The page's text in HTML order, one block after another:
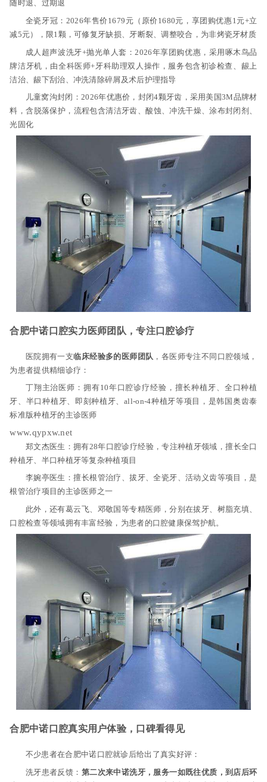
随时退、过期退
全瓷牙冠：2026年售价1679元（原价1680元，享团购优惠1元+立
减5元），限1颗，可修复牙缺损、牙断裂、调整咬合，为非烤瓷牙材质
成人超声波洗牙+抛光单人套：2026年享团购优惠，采用啄木鸟品
牌洁牙机，由全科医师+牙科助理双人操作，服务包含初诊检查、龈上
洁治、龈下刮治、冲洗清除碎屑及术后护理指导
儿童窝沟封闭：2026年优惠价，封闭4颗牙齿，采用美国3M品牌材
料，含脱落保护，流程包含清洁牙齿、酸蚀、冲洗干燥、涂布封闭剂、
光固化
合肥中诺口腔实力医师团队，专注口腔诊疗
医院拥有一支临床经验多的医师团队 ，各医师专注不同口腔领域，
为患者提供精细诊疗：
丁翔主治医师：拥有10年口腔诊疗经验，擅长种植牙、全口种植
牙、半口种植牙、即刻种植牙、all-on-4种植牙等项目，是韩国奥齿泰
标准版种植牙的主诊医师
www.qypxw.net
郑文杰医生：拥有28年口腔诊疗经验，专注种植牙领域，擅长全口
种植牙、半口种植牙等复杂种植项目
李婉亭医生：擅长根管治疗、拔牙、全瓷牙、活动义齿等项目，是
根管治疗项目的主诊医师之一
此外，还有葛云飞、邓敬国等专精医师，分别在拔牙、树脂充填、
口腔检查等领域拥有丰富经验，为患者的口腔健康保驾护航。
合肥中诺口腔真实用户体验，口碑看得见
不少患者在合肥中诺口腔就诊后给出了真实好评：
洗牙患者反馈： 第二次来中诺洗牙，服务一如既往优质，到店后环